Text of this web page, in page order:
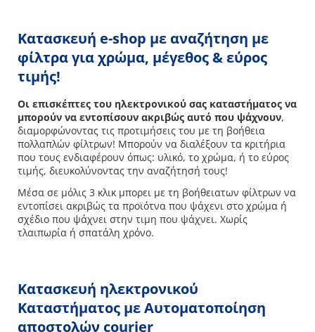
Κατασκευή e-shop με αναζήτηση με
φίλτρα για χρώμα, μέγεθος & εύρος
τιμής!
Οι επισκέπτες του ηλεκτρονικού σας καταστήματος να
μπορούν να εντοπίσουν ακριβώς αυτό που ψάχνουν,
διαμορφώνοντας τις προτιμήσεις του με τη βοήθεια
πολλαπλών φίλτρων! Μπορούν να διαλέξουν τα κριτήρια
που τους ενδιαφέρουν όπως: υλικό, το χρώμα, ή το εύρος
τιμής, διευκολύνοντας την αναζήτησή τους!
Μέσα σε μόλις 3 κλικ μπορει με τη βοήθειατων φίλτρων να
εντοπίσει ακριβώς τα προϊότνα που ψάχενι στο χρώμα ή
σχέδιο που ψάχνει στην τιμη που ψάχνει. Χωρίς
τλαιπωρία ή σπατάλη χρόνο.
Κατασκευή ηλεκτρονικού
Καταστήματος με Αυτοματοποίηση
αποστολών courier